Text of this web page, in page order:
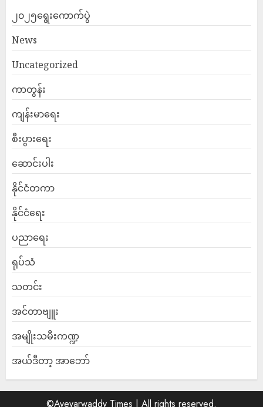
၂၀၂၅ရွေးကောက်ပွဲ
News
Uncategorized
ကာတွန်း
ကျန်းမာရေး
စီးပွားရေး
ဆောင်းပါး
နိုင်ငံတကာ
နိုင်ငံရေး
ပညာရေး
ရုပ်သံ
သတင်း
အင်တာဗျူး
အမျိုးသမီးကဏ္ဍ
အယ်ဒီတာ့ အာဘော်
©Ayeyarwaddy Times | All rights reserved.